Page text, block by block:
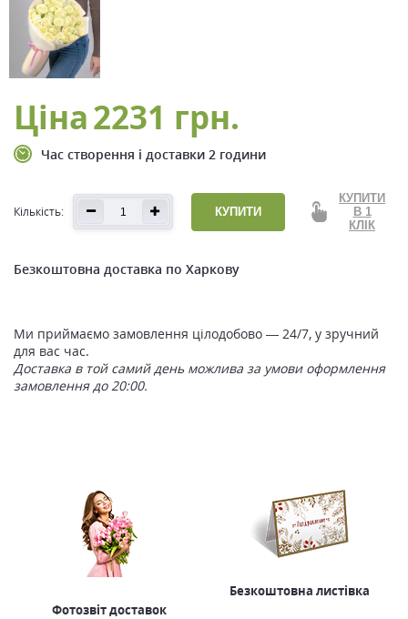
Ціна2231 грн.
Час створення і доставки 2 години
Кількість: КУПИТИ
КУПИТИ
В 1
КЛІК
Безкоштовна доставка по Харкову
Ми приймаємо замовлення цілодобово — 24/7, у зручний
для вас час.
Доставка в той самий день можлива за умови оформлення
замовлення до 20:00.
Фотозвіт доставок
Безкоштовна листівка